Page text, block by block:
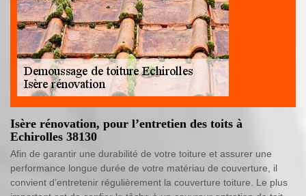
Isère rénovation, pour l’entretien des toits à
Echirolles 38130
Afin de garantir une durabilité de votre toiture et assurer une
performance longue durée de votre matériau de couverture, il
convient d’entretenir régulièrement la couverture toiture. Le plus